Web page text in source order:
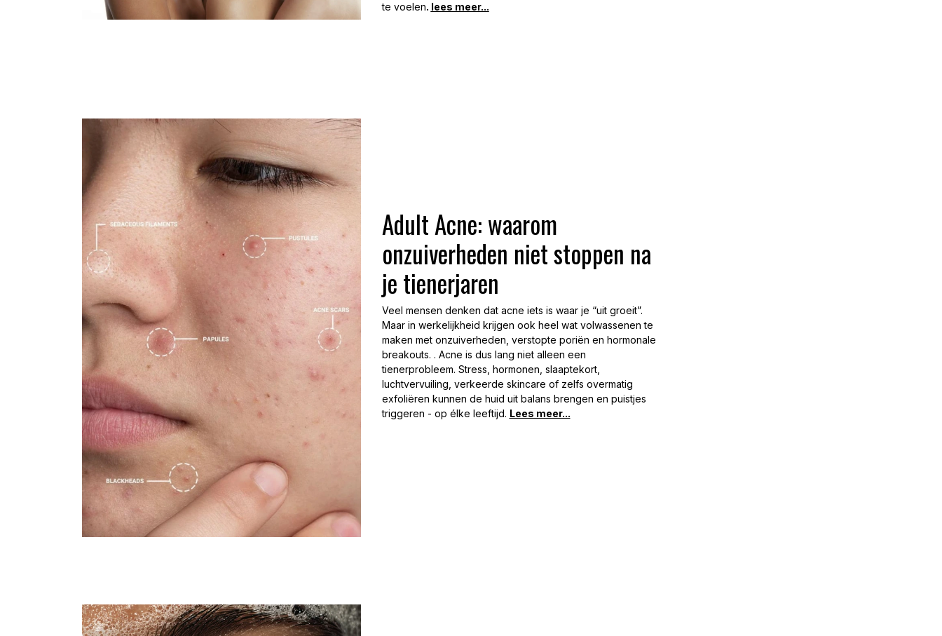
te voelen. lees meer...
Adult Acne: waarom
onzuiverheden niet stoppen na
je tienerjaren
Veel mensen denken dat acne iets is waar je “uit groeit”.
Maar in werkelijkheid krijgen ook heel wat volwassenen te
maken met onzuiverheden, verstopte poriën en hormonale
breakouts. . Acne is dus lang niet alleen een
tienerprobleem. Stress, hormonen, slaaptekort,
luchtvervuiling, verkeerde skincare of zelfs overmatig
exfoliëren kunnen de huid uit balans brengen en puistjes
triggeren - op élke leeftijd. Lees meer...